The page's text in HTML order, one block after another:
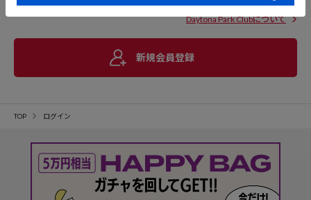
Daytona Park Clubについて
新規会員登録
TOP ログイン